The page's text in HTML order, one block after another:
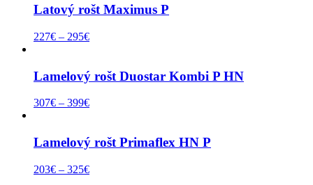
Latový rošt Maximus P
227€ – 295€
Lamelový rošt Duostar Kombi P HN
307€ – 399€
Lamelový rošt Primaflex HN P
203€ – 325€